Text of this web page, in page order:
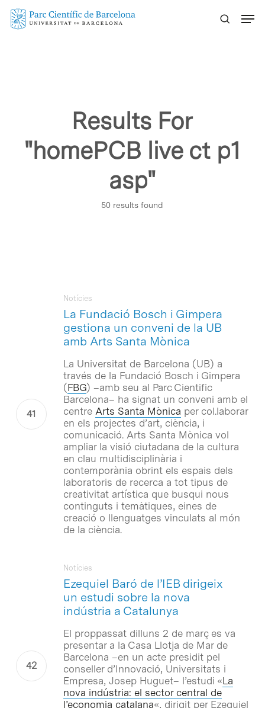
Skip
Results For
"homePCB live ct p1
asp"
50 results found
La Fundació Bosch i Gimpera
gestiona un conveni de la UB
amb Arts Santa Mònica
Notícies
La Universitat de Barcelona (UB) a
través de la Fundació Bosch i Gimpera
(FBG) –amb seu al Parc Cientific
Barcelona– ha signat un conveni amb el
centre Arts Santa Mònica per col.laborar
en els projectes d’art, ciència, i
comunicació. Arts Santa Mònica vol
ampliar la visió ciutadana de la cultura
en clau multidisciplinària i
contemporània obrint els espais dels
laboratoris de recerca a tot tipus de
creativitat artística que busqui nous
continguts i temàtiques, eines de
creació o llenguatges vinculats al món
de la ciència.
Ezequiel Baró de l’IEB dirigeix
un estudi sobre la nova
indústria a Catalunya
Notícies
El proppassat dilluns 2 de març es va
presentar a la Casa Llotja de Mar de
Barcelona –en un acte presidit pel
conseller d’Innovació, Universitats i
Empresa, Josep Huguet– l’estudi «La
nova indústria: el sector central de
l’economia catalana«, dirigit per Ezequiel